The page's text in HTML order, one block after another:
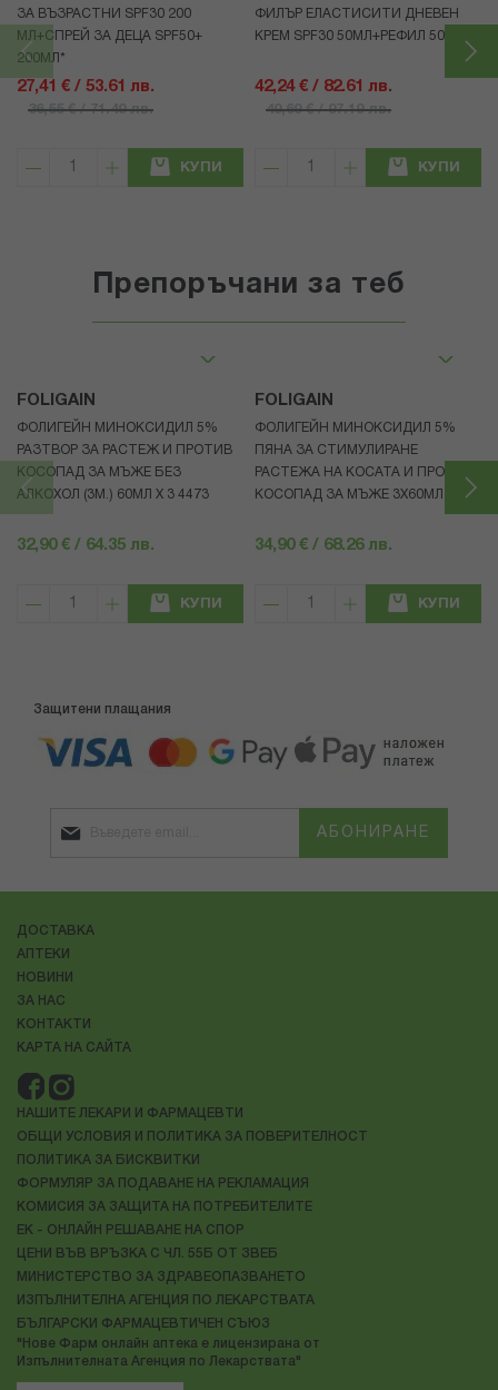
ЗА ВЪЗРАСТНИ SPF30 200
МЛ+СПРЕЙ ЗА ДЕЦА SPF50+
200МЛ*
27,41 € / 53.61 лв.
36,55 € / 71.49 лв.
КУПИ
ФИЛЪР ЕЛАСТИСИТИ ДНЕВЕН
КРЕМ SPF30 50МЛ+РЕФИЛ 50МЛ
42,24 € / 82.61 лв.
49,69 € / 97.19 лв.
КУПИ
Препоръчани за теб
FOLIGAIN
ФОЛИГЕЙН МИНОКСИДИЛ 5%
РАЗТВОР ЗА РАСТЕЖ И ПРОТИВ
КОСОПАД ЗА МЪЖЕ БЕЗ
АЛКОХОЛ (3М.) 60МЛ X 3 4473
32,90 € / 64.35 лв.
КУПИ
FOLIGAIN
ФОЛИГЕЙН МИНОКСИДИЛ 5%
ПЯНА ЗА СТИМУЛИРАНЕ
РАСТЕЖА НА КОСАТА И ПРОТИВ
КОСОПАД ЗА МЪЖЕ 3X60МЛ 4472
34,90 € / 68.26 лв.
КУПИ
Защитени плащания
АБОНИРАНЕ
ДОСТАВКА
АПТЕКИ
НОВИНИ
ЗА НАС
КОНТАКТИ
КАРТА НА САЙТА
НАШИТЕ ЛЕКАРИ И ФАРМАЦЕВТИ
ОБЩИ УСЛОВИЯ И ПОЛИТИКА ЗА ПОВЕРИТЕЛНОСТ
ПОЛИТИКА ЗА БИСКВИТКИ
ФОРМУЛЯР ЗА ПОДАВАНЕ НА РЕКЛАМАЦИЯ
КОМИСИЯ ЗА ЗАЩИТА НА ПОТРЕБИТЕЛИТЕ
ЕК - ОНЛАЙН РЕШАВАНЕ НА СПОР
ЦЕНИ ВЪВ ВРЪЗКА С ЧЛ. 55Б ОТ ЗВЕБ
МИНИСТЕРСТВО ЗА ЗДРАВЕОПАЗВАНЕТО
ИЗПЪЛНИТЕЛНА АГЕНЦИЯ ПО ЛЕКАРСТВАТА
БЪЛГАРСКИ ФАРМАЦЕВТИЧЕН СЪЮЗ
"Нове Фарм онлайн аптека е лицензирана от
Изпълнителната Агенция по Лекарствата"